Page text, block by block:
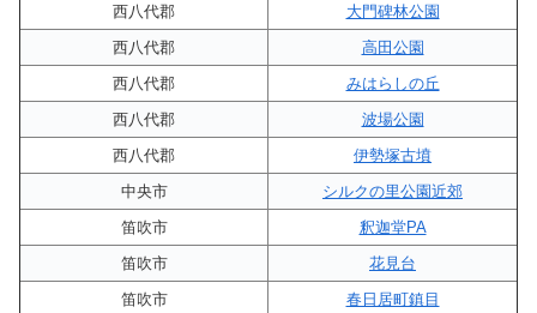
西八代郡
大門碑林公園
西八代郡
高田公園
西八代郡
みはらしの丘
西八代郡
波場公園
西八代郡
伊勢塚古墳
中央市
シルクの里公園近郊
笛吹市
釈迦堂PA
笛吹市
花見台
笛吹市
春日居町鎮目